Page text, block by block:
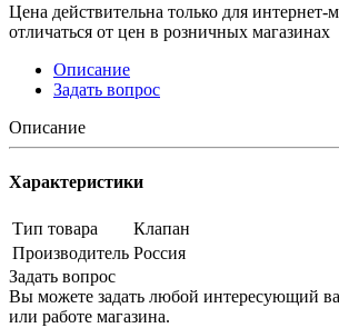
Цена действительна только для интернет-
отличаться от цен в розничных магазинах
Описание
Задать вопрос
Описание
Характеристики
Тип товара
Клапан
Производитель Россия
Задать вопрос
Вы можете задать любой интересующий
или работе магазина.